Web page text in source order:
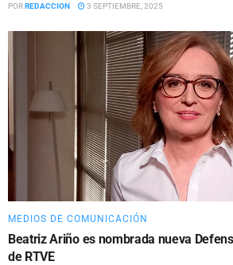
PORREDACCION 3 SEPTIEMBRE, 2025
MEDIOS DE COMUNICACIÓN
Beatriz Ariño es nombrada nueva
de RTVE